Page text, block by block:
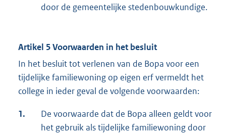
door de gemeentelijke stedenbouwkundige.
Artikel 5 Voorwaarden in het besluit
In het besluit tot verlenen van de Bopa voor een
tijdelijke familiewoning op eigen erf vermeldt het
college in ieder geval de volgende voorwaarden:
1.
De voorwaarde dat de Bopa alleen geldt voor
het gebruik als tijdelijke familiewoning door